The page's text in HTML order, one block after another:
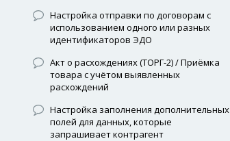
Настройка отправки по договорам с
использованием одного или разных
идентификаторов ЭДО
Акт о расхождениях (ТОРГ-2) / Приёмка
товара с учётом выявленных
расхождений
Настройка заполнения дополнительных
полей для данных, которые
запрашивает контрагент